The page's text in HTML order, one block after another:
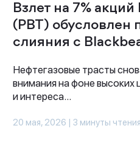
Взлет на 7% акций
(PBT) обусловлен
слияния с
Нефтегазовые трасты
внимания на фоне высоких
и интереса...
20 мая, 2026 | 3 минуты чтения
Наши